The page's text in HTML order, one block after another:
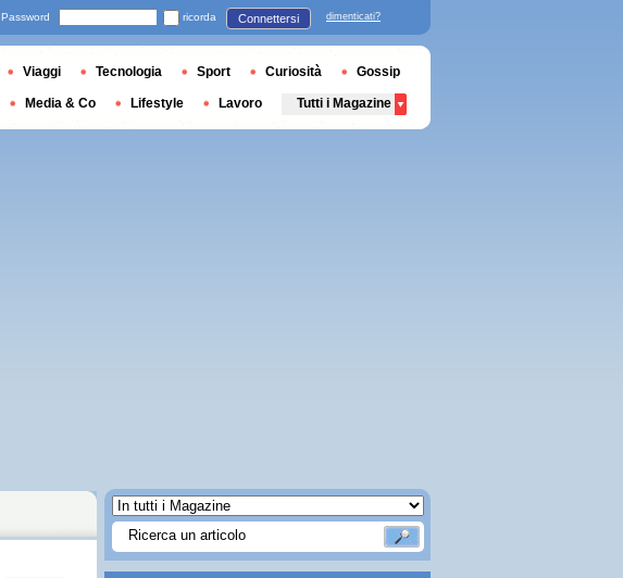
Password ricorda Connettersi dimenticati?
Viaggi Tecnologia Sport Curiosità Gossip
Media & Co Lifestyle Lavoro Tutti i Magazine